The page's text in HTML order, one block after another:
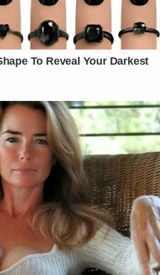
To Reveal Your Darkest